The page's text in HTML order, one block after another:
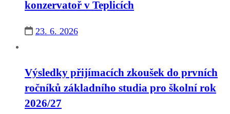
konzervatoř v Teplicích
23. 6. 2026
Výsledky přijímacích zkoušek do prvních
ročníků základního studia pro školní rok
2026/27